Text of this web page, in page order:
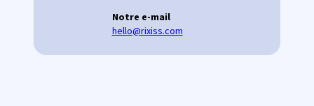
Notre e-mail
hello@rixiss.com